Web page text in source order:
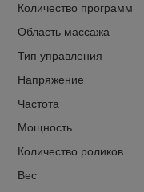
Количество программ
Область массажа
Тип управления
Напряжение
Частота
Мощность
Количество роликов
Вес